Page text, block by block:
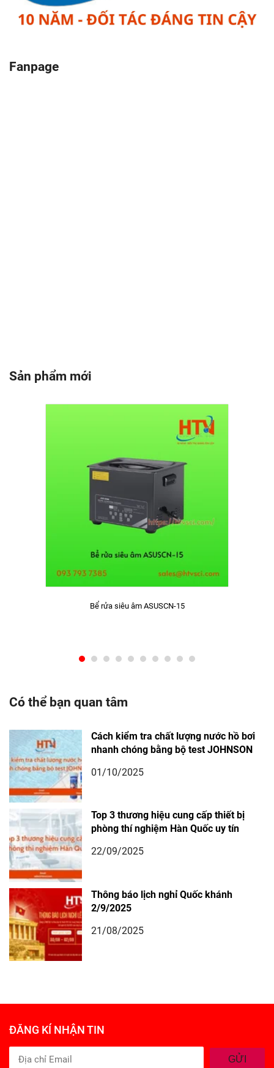
Fanpage
Sản phẩm mới
Bể rửa siêu âm ASUSCN-15
Có thể bạn quan tâm
Cách kiểm tra chất lượng nước hồ bơi
nhanh chóng bằng bộ test JOHNSON
01/10/2025
Top 3 thương hiệu cung cấp thiết bị
phòng thí nghiệm Hàn Quốc uy tín
22/09/2025
Thông báo lịch nghỉ Quốc khánh
2/9/2025
21/08/2025
ĐĂNG KÍ NHẬN TIN
GỬI